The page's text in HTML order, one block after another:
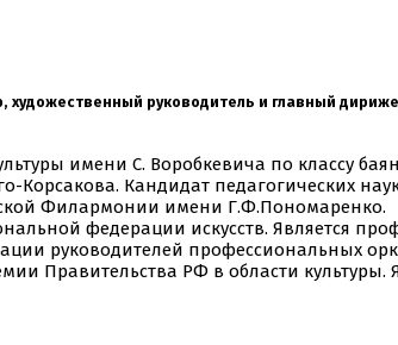
руководитель и главный
имени С. Воробкевича по классу
Кандидат педагогических
Филармонии имени Г.Ф.Пономаренко.
федерации искусств. Является
руководителей профессиональных
Правительства РФ в области культуры.